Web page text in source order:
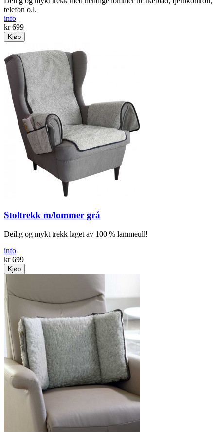
telefon o.l.
info
kr 699
Kjøp
Stoltrekk m/lommer grå
Deilig og mykt trekk laget av 100 % lammeull!
info
kr 699
Kjøp